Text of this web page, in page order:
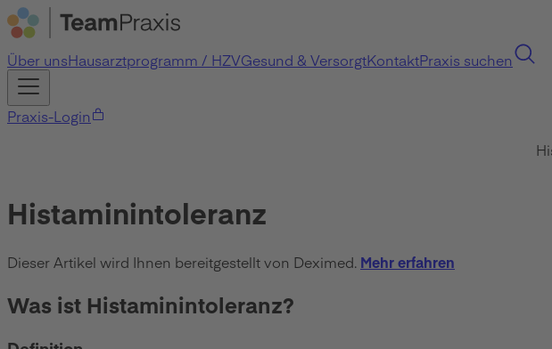
Über unsHausarztprogramm / HZVGesund & VersorgtKontaktPraxis suchen
Praxis-Login
Histaminintoleranz
Dieser Artikel wird Ihnen bereitgestellt von Deximed. Mehr erfahren
Was ist Histaminintoleranz?